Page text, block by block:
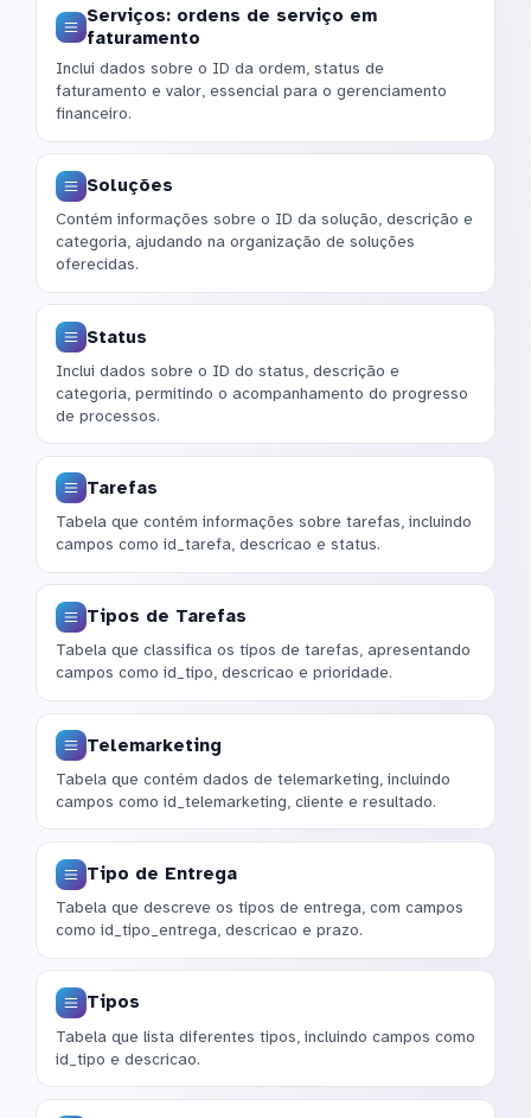
Serviços: ordens de serviço em
faturamento
Inclui dados sobre o ID da ordem, status de
faturamento e valor, essencial para o gerenciamento
financeiro.
Soluções
Contém informações sobre o ID da solução, descrição e
categoria, ajudando na organização de soluções
oferecidas.
Status
Inclui dados sobre o ID do status, descrição e
categoria, permitindo o acompanhamento do progresso
de processos.
Tarefas
Tabela que contém informações sobre tarefas, incluindo
campos como id_tarefa, descricao e status.
Tipos de Tarefas
Tabela que classifica os tipos de tarefas, apresentando
campos como id_tipo, descricao e prioridade.
Telemarketing
Tabela que contém dados de telemarketing, incluindo
campos como id_telemarketing, cliente e resultado.
Tipo de Entrega
Tabela que descreve os tipos de entrega, com campos
como id_tipo_entrega, descricao e prazo.
Tipos
Tabela que lista diferentes tipos, incluindo campos como
id_tipo e descricao.